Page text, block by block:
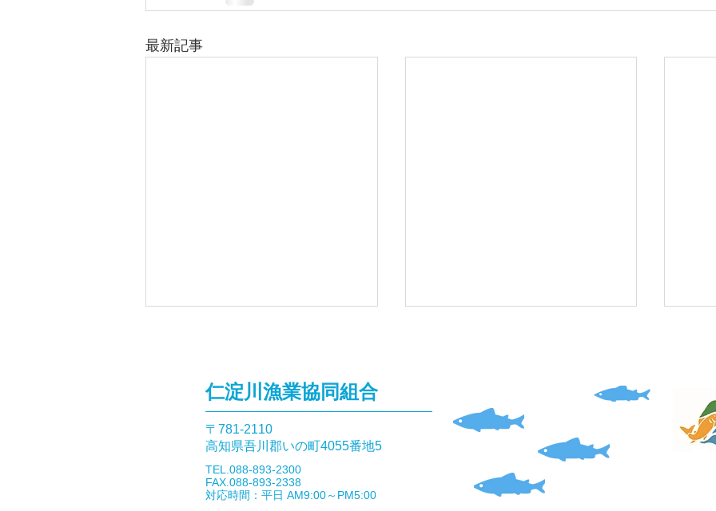
最新記事
「ダイワのオトリ缶」を預か
っています
「仁淀川親子ふれあい交流体
験」実施。一部変更あり。
仁淀川漁業協同組合
〒781-2110​
高知県吾川郡いの町4055番地5
​TEL.088-893-2300
FAX.088-893-2338
​対応時間：平日 AM9:00～PM5:00